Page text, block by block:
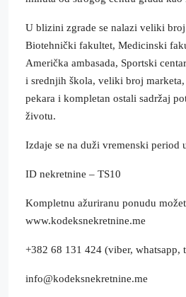
U blizini zgrade se nalazi veliki
Biotehnički fakultet, Medicinski
Američka ambasada, Sportski
i srednjih škola, veliki broj marketa,
pekara i kompletan ostali sadržaj
životu.
Izdaje se na duži vremenski period
ID nekretnine – TS10
Kompletnu ažuriranu ponudu
www.kodeksnekretnine.me
+382 68 131 424 (viber, whatsapp,
info@kodeksnekretnine.me